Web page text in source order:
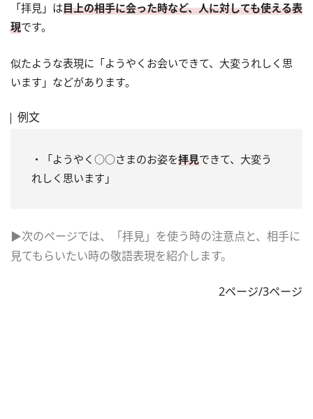
「拝見」は目上の相手に会った時など、人に対しても使える表
現です。
似たような表現に「ようやくお会いできて、大変うれしく思
います」などがあります。
例文
・「ようやく○○さまのお姿を拝見できて、大変う
れしく思います」
▶次のページでは、「拝見」を使う時の注意点と、相手に
見てもらいたい時の敬語表現を紹介します。
2ページ/3ページ